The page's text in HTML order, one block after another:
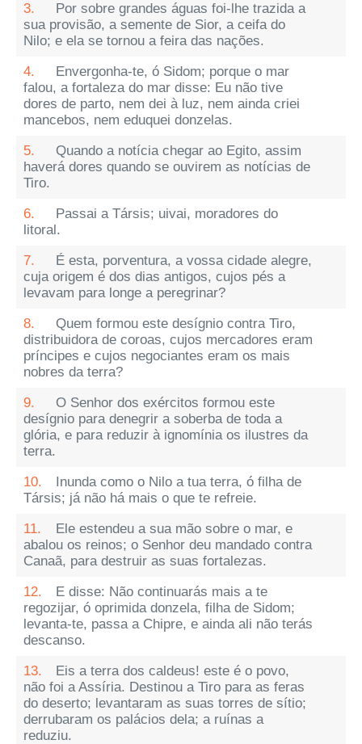
3.
Por sobre grandes águas foi-lhe trazida a
sua provisão, a semente de Sior, a ceifa do
Nilo; e ela se tornou a feira das nações.
4.
Envergonha-te, ó Sidom; porque o mar
falou, a fortaleza do mar disse: Eu não tive
dores de parto, nem dei à luz, nem ainda criei
mancebos, nem eduquei donzelas.
5.
Quando a notícia chegar ao Egito, assim
haverá dores quando se ouvirem as notícias de
Tiro.
6.
Passai a Társis; uivai, moradores do
litoral.
7.
É esta, porventura, a vossa cidade alegre,
cuja origem é dos dias antigos, cujos pés a
levavam para longe a peregrinar?
8.
Quem formou este desígnio contra Tiro,
distribuidora de coroas, cujos mercadores eram
príncipes e cujos negociantes eram os mais
nobres da terra?
9.
O Senhor dos exércitos formou este
desígnio para denegrir a soberba de toda a
glória, e para reduzir à ignomínia os ilustres da
terra.
10.
Inunda como o Nilo a tua terra, ó filha de
Társis; já não há mais o que te refreie.
11.
Ele estendeu a sua mão sobre o mar, e
abalou os reinos; o Senhor deu mandado contra
Canaã, para destruir as suas fortalezas.
12.
E disse: Não continuarás mais a te
regozijar, ó oprimida donzela, filha de Sidom;
levanta-te, passa a Chipre, e ainda ali não terás
descanso.
13.
Eis a terra dos caldeus! este é o povo,
não foi a Assíria. Destinou a Tiro para as feras
do deserto; levantaram as suas torres de sítio;
derrubaram os palácios dela; a ruínas a
reduziu.